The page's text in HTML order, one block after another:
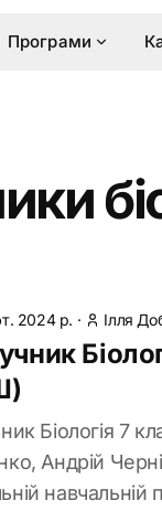
Програми
2024 р. · Ілля
Біологія 7
Андрій
навчальній